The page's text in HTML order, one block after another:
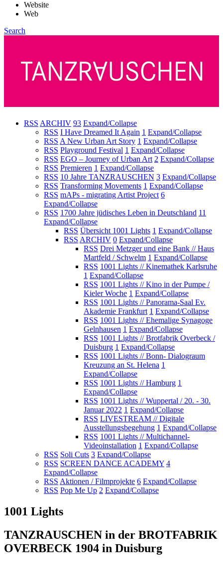
Website
Web
Search
RSS ARCHIV 93 Expand/Collapse
RSS I Have Dreamed It Again 1 Expand/Collapse
RSS A New Urban Art Story 1 Expand/Collapse
RSS Playground Festival 1 Expand/Collapse
RSS EGO – Journey of Urban Art 2 Expand/Collapse
RSS Premieren 1 Expand/Collapse
RSS 10 Jahre TANZRAUSCHEN 3 Expand/Collapse
RSS Transforming Movements 1 Expand/Collapse
RSS mAPs - migrating Artist Project 6
Expand/Collapse
RSS 1700 Jahre jüdisches Leben in Deutschland 11
Expand/Collapse
RSS Übersicht 1001 Lights 1 Expand/Collapse
RSS ARCHIV 0 Expand/Collapse
RSS Drei Metzger und eine Bank // Haus
Martfeld / Schwelm 1 Expand/Collapse
RSS 1001 Lights // Kinemathek Karlsruhe
1 Expand/Collapse
RSS 1001 Lights // Kino in der Pumpe /
Kieler Woche 1 Expand/Collapse
RSS 1001 Lights // Panorama-Saal Ev.
Akademie Frankfurt 1 Expand/Collapse
RSS 1001 Lights // Ehemalige Synagoge
Gelnhausen 1 Expand/Collapse
RSS 1001 Lights // Brotfabrik Overbeck /
Duisburg 1 Expand/Collapse
RSS 1001 Lights // Bonn- Dialograum
Kreuzung an St. Helena 1
Expand/Collapse
RSS 1001 Lights // Hamburg 1
Expand/Collapse
RSS 1001 Lights // Wuppertal / 20. - 30.
Januar 2022 1 Expand/Collapse
RSS LIVESTREAM // Digitale
Ausstellungsbegehung 1 Expand/Collapse
RSS 1001 Lights // Multichannel-
Videoinstallation 1 Expand/Collapse
RSS Soli Cuts 3 Expand/Collapse
RSS SCREEN DANCE ACADEMY 4
Expand/Collapse
RSS Aktionen / Filmprojekte 6 Expand/Collapse
RSS Pop Me Up 2 Expand/Collapse
1001 Lights
TANZRAUSCHEN in der BROTFABRIK
OVERBECK 1904 in Duisburg